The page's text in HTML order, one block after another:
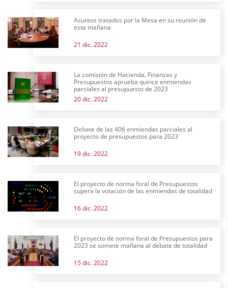
Asuntos tratados por la Mesa en su reunión de
esta mañana
21 dic. 2022
La comisión de Hacienda, Finanzas y
Presupuestos aprueba quince enmiendas
parciales al presupuesto de 2023
20 dic. 2022
Debate de las 406 enmiendas parciales al
proyecto de presupuestos para 2023
19 dic. 2022
El proyecto de norma foral de Presupuestos
supera la votación de las enmiendas de totalidad
16 dic. 2022
El proyecto de norma foral de Presupuestos para
2023 se somete mañana al debate de totalidad
15 dic. 2022